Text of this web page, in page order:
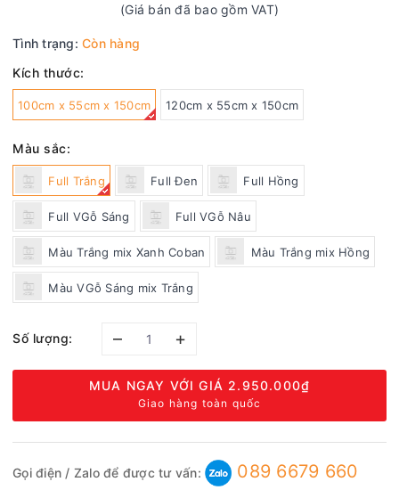
(Giá bán đã bao gồm VAT)
Tình trạng: Còn hàng
Kích thước:
100cm x 55cm x 150cm 120cm x 55cm x 150cm
Màu sắc:
Full Trắng Full Đen Full Hồng
Full VGỗ Sáng Full VGỗ Nâu
Màu Trắng mix Xanh Coban Màu Trắng mix Hồng
Màu VGỗ Sáng mix Trắng
Số lượng: – +
MUA NGAY VỚI GIÁ 2.950.000₫
Giao hàng toàn quốc
Gọi điện / Zalo để được tư vấn: 089 6679 660